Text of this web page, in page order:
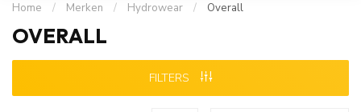
Home / Merken / Hydrowear / Overall
OVERALL
FILTERS